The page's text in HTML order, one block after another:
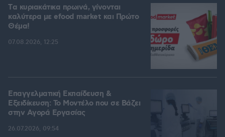
Tα κυριακάτικα πρωινά, γίνονται
καλύτερα με efood market και Πρώτο
Θέμα!
07.08.2026, 12:25
Επαγγελματική Εκπαίδευση &
Εξειδίκευση: Το Mοντέλο που σε Bάζει
στην Aγορά Eργασίας
26.07.2026, 09:54